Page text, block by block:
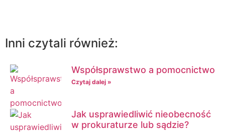
Inni czytali również:
Współsprawstwo a pomocnictwo
Czytaj dalej »
Jak usprawiedliwić nieobecność
w prokuraturze lub sądzie?